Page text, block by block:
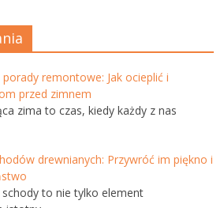
porady remontowe: Jak ocieplić i
przed zimnem
zima to czas, kiedy każdy z nas
drewnianych: Przywróć im piękno i
to nie tylko element